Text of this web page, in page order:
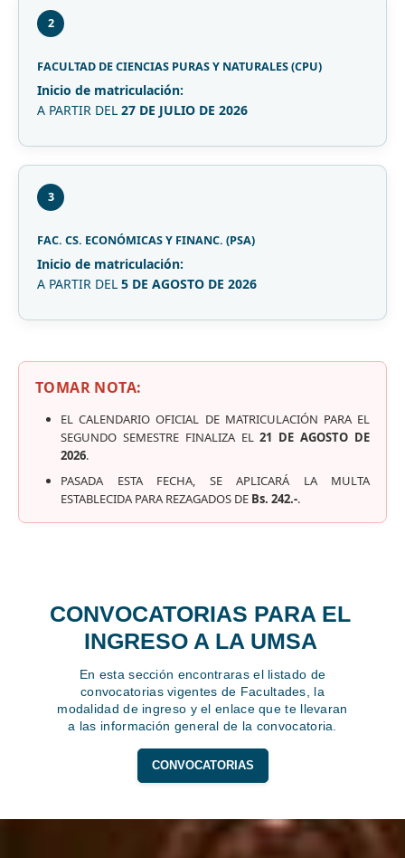
2
FACULTAD DE CIENCIAS PURAS Y NATURALES (CPU)
Inicio de matriculación:
A PARTIR DEL 27 DE JULIO DE 2026
3
FAC. CS. ECONÓMICAS Y FINANC. (PSA)
Inicio de matriculación:
A PARTIR DEL 5 DE AGOSTO DE 2026
TOMAR NOTA:
EL CALENDARIO OFICIAL DE MATRICULACIÓN PARA EL
SEGUNDO SEMESTRE FINALIZA EL21 DE AGOSTO DE
2026.
PASADA ESTA FECHA, SE APLICARÁ LA MULTA
ESTABLECIDA PARA REZAGADOS DE Bs. 242.-.
CONVOCATORIAS PARA EL
INGRESO A LA UMSA
En esta sección encontraras el listado de
convocatorias vigentes de Facultades, la
modalidad de ingreso y el enlace que te llevaran
a las información general de la convocatoria.
CONVOCATORIAS